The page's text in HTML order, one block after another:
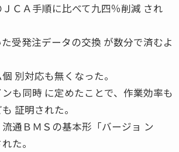
ＣＡ手順に比べて九四％削減 され
受発注データの交換 が数分で済むよ
別対応も無くなった。
も同時 に定めたことで、作業効率も
証明された。
通ＢＭＳの基本形「バージョ ン
た。